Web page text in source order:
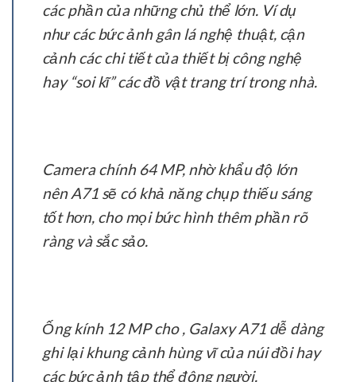
các phần của những chủ thể lớn. Ví dụ
như các bức ảnh gân lá nghệ thuật, cận
cảnh các chi tiết của thiết bị công nghệ
hay “soi kĩ” các đồ vật trang trí trong nhà.
Camera chính 64 MP, nhờ khẩu độ lớn
nên A71 sẽ có khả năng chụp thiếu sáng
tốt hơn, cho mọi bức hình thêm phần rõ
ràng và sắc sảo.
Ống kính 12 MP cho , Galaxy A71 dễ dàng
ghi lại khung cảnh hùng vĩ của núi đồi hay
các bức ảnh tập thể đông người.